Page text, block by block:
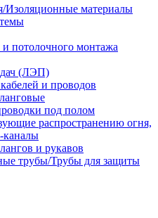
Изоляционные материалы
потолочного монтажа
(ЛЭП)
и проводов
под полом
распространению огня,
каналы
и рукавов
трубы/Трубы для защиты